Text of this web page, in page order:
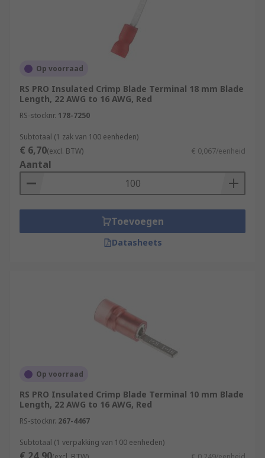
Op voorraad
RS PRO Insulated Crimp Blade Terminal 18 mm Blade
Length, 22 AWG to 16 AWG, Red
RS-stocknr. 178-7250
Subtotaal (1 zak van 100 eenheden)
€ 6,70(excl. BTW) € 0,067/eenheid
Aantal
Toevoegen
Datasheets
Op voorraad
RS PRO Insulated Crimp Blade Terminal 10 mm Blade
Length, 22 AWG to 16 AWG, Red
RS-stocknr. 267-4467
Subtotaal (1 verpakking van 100 eenheden)